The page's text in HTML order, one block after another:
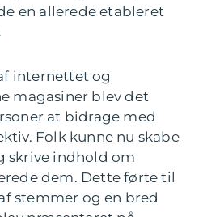
en allerede etableret
internettet og
magasiner blev det
at bidrage med
Folk kunne nu skabe
skrive indhold om
dem. Dette førte til
stemmer og en bred